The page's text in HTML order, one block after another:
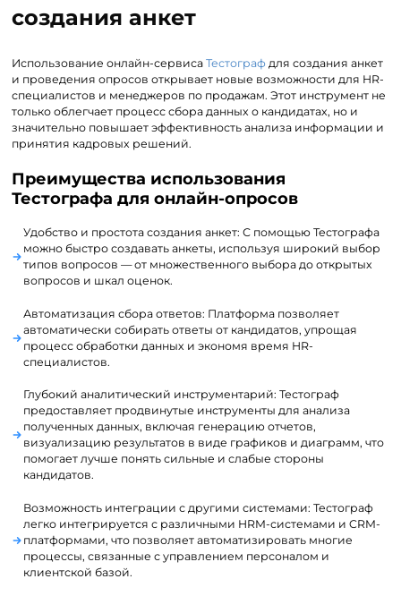
создания анкет
Использование онлайн-сервисаТестографдля создания анкет
и проведения опросов открывает новые возможности для HR-
специалистов и менеджеров по продажам. Этот инструмент не
только облегчает процесс сбора данных о кандидатах, но и
значительно повышает эффективность анализа информации и
принятия кадровых решений.
Преимущества использования
Тестографа для онлайн-опросов
Удобство и простота создания анкет: С помощью Тестографа
можно быстро создавать анкеты, используя широкий выбор
типов вопросов — от множественного выбора до открытых
вопросов и шкал оценок.
Автоматизация сбора ответов: Платформа позволяет
автоматически собирать ответы от кандидатов, упрощая
процесс обработки данных и экономя время HR-
специалистов.
Глубокий аналитический инструментарий: Тестограф
предоставляет продвинутые инструменты для анализа
полученных данных, включая генерацию отчетов,
визуализацию результатов в виде графиков и диаграмм, что
помогает лучше понять сильные и слабые стороны
кандидатов.
Возможность интеграции с другими системами: Тестограф
легко интегрируется с различными HRM-системами и CRM-
платформами, что позволяет автоматизировать многие
процессы, связанные с управлением персоналом и
клиентской базой.